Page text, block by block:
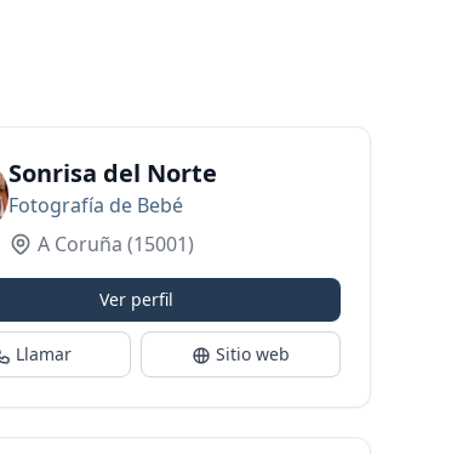
Sonrisa del Norte
Fotografía de Bebé
A Coruña (15001)
Ver perfil
Llamar Sitio web